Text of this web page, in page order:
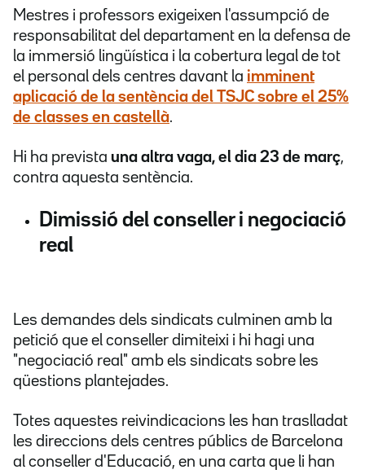
Mestres i professors exigeixen l'assumpció de
responsabilitat del departament en la defensa de
la immersió lingüística i la cobertura legal de tot
el personal dels centres davant la imminent
aplicació de la sentència del TSJC sobre el 25%
de classes en castellà.
Hi ha prevista una altra vaga, el dia 23 de març,
contra aquesta sentència.
Dimissió del conseller i negociació
real
Les demandes dels sindicats culminen amb la
petició que el conseller dimiteixi i hi hagi una
"negociació real" amb els sindicats sobre les
qüestions plantejades.
Totes aquestes reivindicacions les han traslladat
les direccions dels centres públics de Barcelona
al conseller d'Educació, en una carta que li han